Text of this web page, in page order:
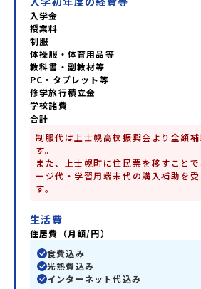
入学金
授業料
制服
体操服・体育用品等
教科書・副教材等
PC・タブレット等
修学旅行積立金
学校諸費
合計
制服代は上士幌高校振興会より全額
す。
また、上士幌町に住民票を移すこと
ージ代・学習用端末代の購入補助を
生活費
住居費（月額/円）
食費込み
光熱費込み
インターネット代込み